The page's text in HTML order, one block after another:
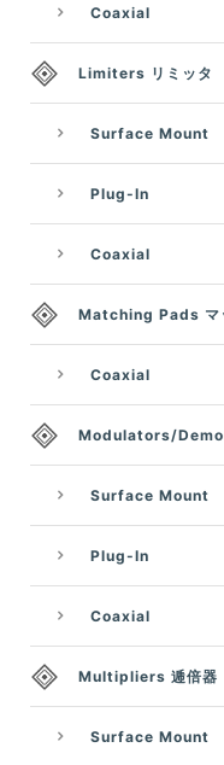
Coaxial
Limiters リミッタ
Surface Mount
Plug-In
Coaxial
Matching Pads マ
Coaxial
Modulators/
Surface Mount
Plug-In
Coaxial
Multipliers 逓倍器
Surface Mount